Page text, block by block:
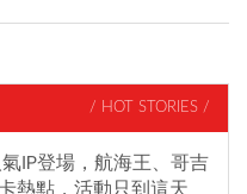
/ HOT STORIES /
IP登場，航海王、哥吉
熱點，活動只到這天